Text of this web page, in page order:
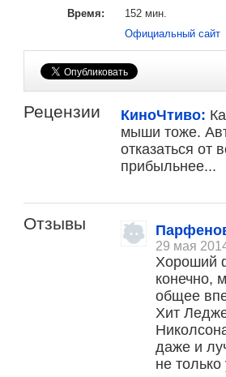
Время:
152 мин.
Официальный сайт
Золотой глобус
Рецензии КиноЧтиво:
мыши тоже.
отказаться от
прибыльнее...
Отзывы
29 мая
Хороший
конечно,
общее
Хит
даже и
не